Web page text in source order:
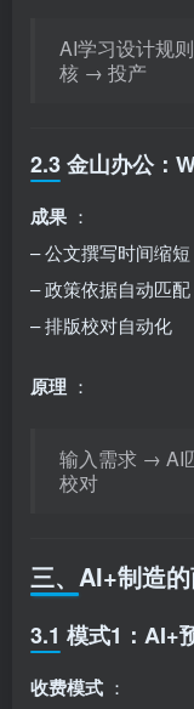
AI学习设计规
核 → 投产
2.3 金山办公：
成果 ：
– 公文撰写时间缩短
– 政策依据自动匹配
– 排版校对自动化
原理 ：
输入需求 → AI
校对
三、AI+制造
3.1 模式1：AI+
收费模式 ：